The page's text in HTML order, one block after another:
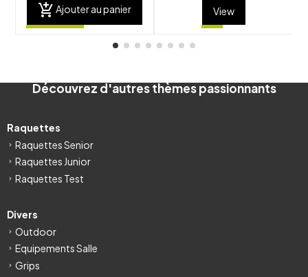
add_shopping_cart Ajouter au panier View
Découvrez d'autres thèmes passionnants
Raquettes
Raquettes Senior
Raquettes Junior
Raquettes Test
Divers
Outdoor
Equipements Salle
Grips